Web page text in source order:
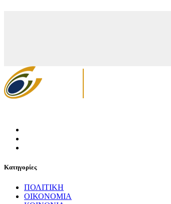
Κατηγορίες
ΠΟΛΙΤΙΚΗ
ΟΙΚΟΝΟΜΙΑ